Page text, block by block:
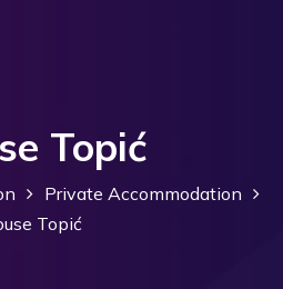
Topić
Private Accommodation
Topić